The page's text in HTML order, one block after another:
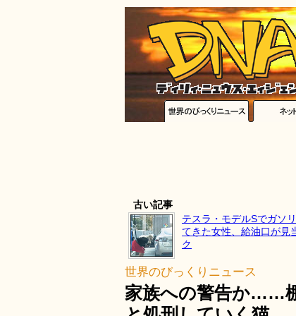
古い記事
テスラ・モデルSでガソ
てきた女性、給油口が見
ク
世界のびっくりニュース
家族への警告か……